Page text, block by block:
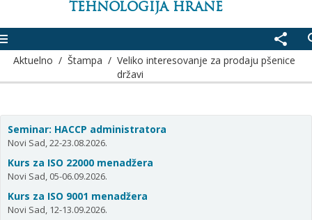
TEHNOLOGIJA HRANE
share
Aktuelno / Štampa / Veliko interesovanje za prodaju pšenice
državi
Seminar: HACCP administratora
Novi Sad, 22-23.08.2026.
Kurs za ISO 22000 menadžera
Novi Sad, 05-06.09.2026.
Kurs za ISO 9001 menadžera
Novi Sad, 12-13.09.2026.